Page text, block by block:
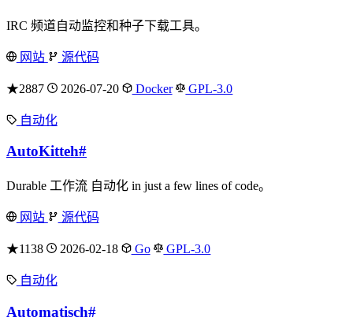
IRC 频道自动监控和种子下载工具。
网站 源代码
★2887 2026-07-20 Docker GPL-3.0
自动化
AutoKitteh#
Durable 工作流 自动化 in just a few lines of code。
网站 源代码
★1138 2026-02-18 Go GPL-3.0
自动化
Automatisch#